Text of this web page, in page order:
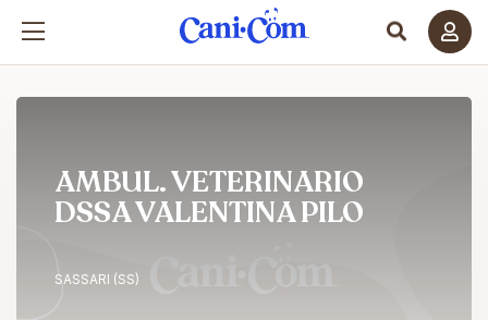
AMBUL. VETERINARIO
DSSA VALENTINA PILO
SASSARI (SS)